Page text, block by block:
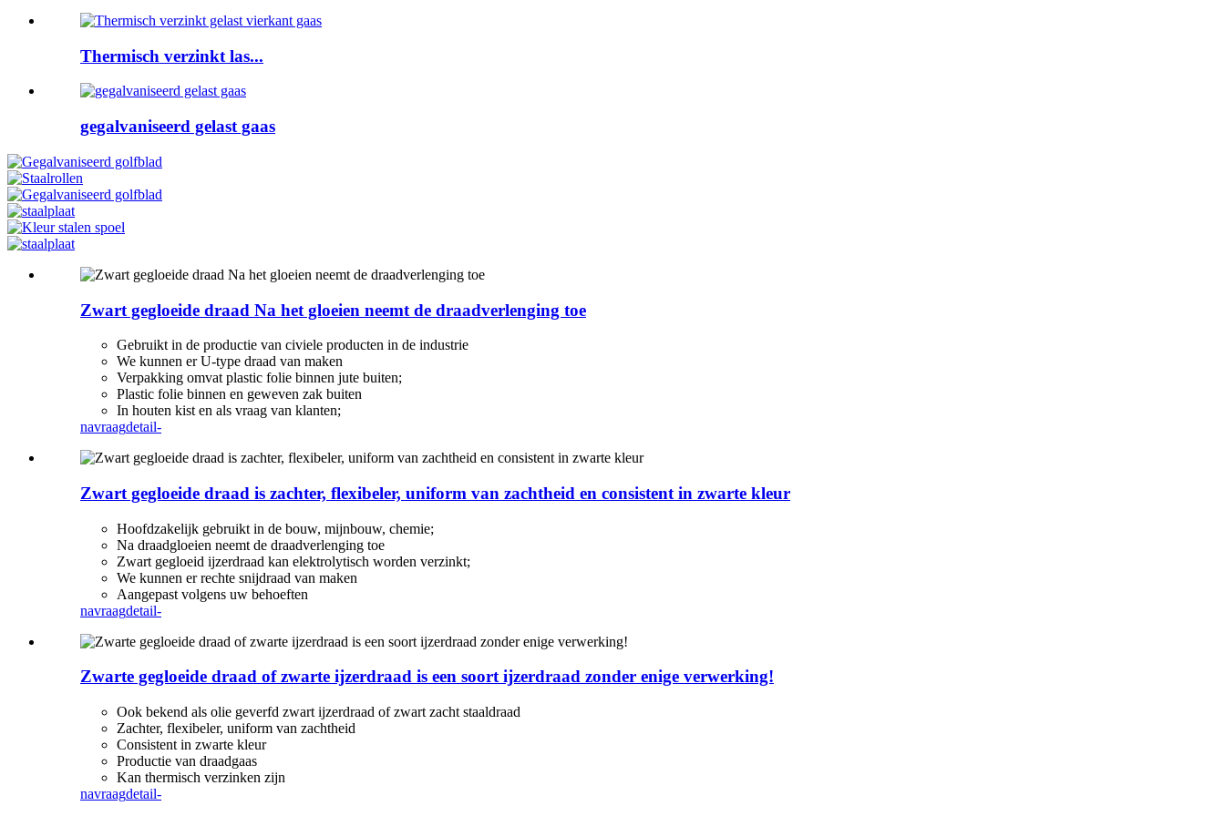
Thermisch verzinkt las...
gegalvaniseerd gelast gaas
Zwart gegloeide draad Na het gloeien neemt de draadverlenging toe
Gebruikt in de productie van civiele producten in de industrie
We kunnen er U-type draad van maken
Verpakking omvat plastic folie binnen jute buiten;
Plastic folie binnen en geweven zak buiten
In houten kist en als vraag van klanten;
navraagdetail-
Zwart gegloeide draad is zachter, flexibeler, uniform van zachtheid en consistent in zwarte kleur
Hoofdzakelijk gebruikt in de bouw, mijnbouw, chemie;
Na draadgloeien neemt de draadverlenging toe
Zwart gegloeid ijzerdraad kan elektrolytisch worden verzinkt;
We kunnen er rechte snijdraad van maken
Aangepast volgens uw behoeften
navraagdetail-
Zwarte gegloeide draad of zwarte ijzerdraad is een soort ijzerdraad zonder enige verwerking!
Ook bekend als olie geverfd zwart ijzerdraad of zwart zacht staaldraad
Zachter, flexibeler, uniform van zachtheid
Consistent in zwarte kleur
Productie van draadgaas
Kan thermisch verzinken zijn
navraagdetail-